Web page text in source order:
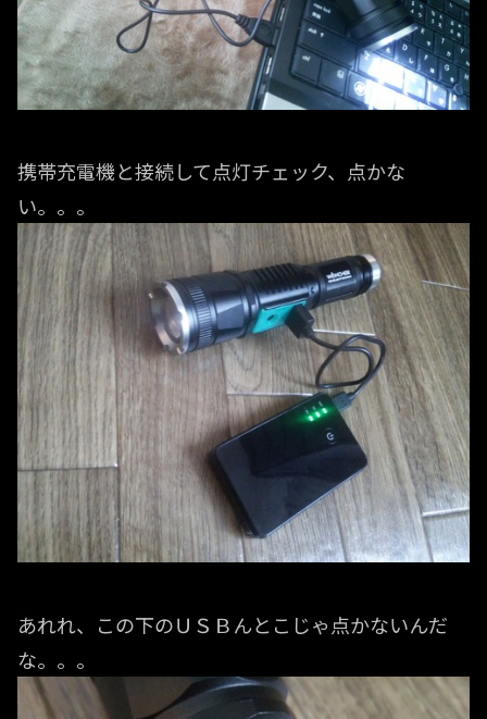
携帯充電機と接続して点灯チェック、点かな
い。。。
あれれ、この下のＵＳＢんとこじゃ点かないんだ
な。。。